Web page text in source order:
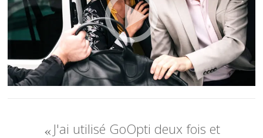
J'ai utilisé GoOpti deux fois et